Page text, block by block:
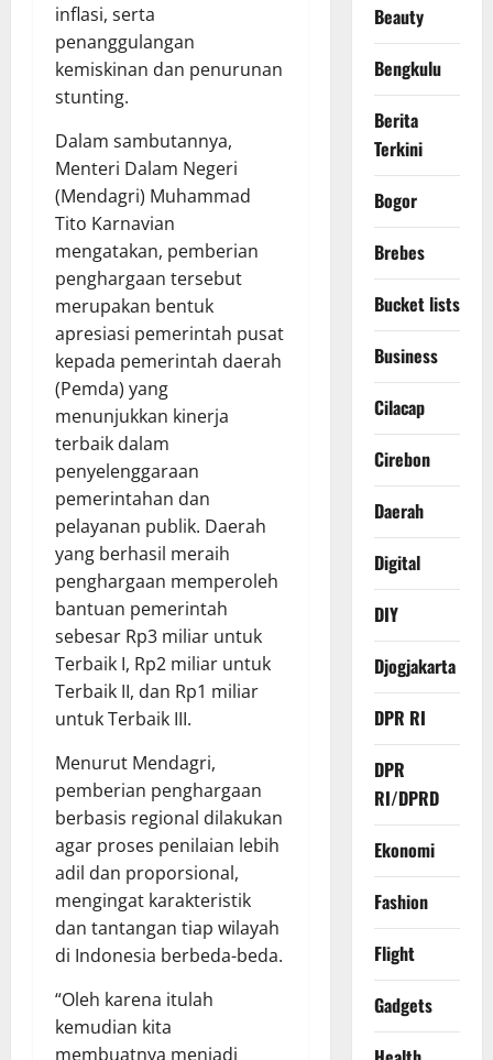
inflasi, serta
penanggulangan
kemiskinan dan penurunan
stunting.
Dalam sambutannya,
Menteri Dalam Negeri
(Mendagri) Muhammad
Tito Karnavian
mengatakan, pemberian
penghargaan tersebut
merupakan bentuk
apresiasi pemerintah pusat
kepada pemerintah daerah
(Pemda) yang
menunjukkan kinerja
terbaik dalam
penyelenggaraan
pemerintahan dan
pelayanan publik. Daerah
yang berhasil meraih
penghargaan memperoleh
bantuan pemerintah
sebesar Rp3 miliar untuk
Terbaik I, Rp2 miliar untuk
Terbaik II, dan Rp1 miliar
untuk Terbaik III.
Menurut Mendagri,
pemberian penghargaan
berbasis regional dilakukan
agar proses penilaian lebih
adil dan proporsional,
mengingat karakteristik
dan tantangan tiap wilayah
di Indonesia berbeda-beda.
“Oleh karena itulah
kemudian kita
membuatnya menjadi
Beauty
Bengkulu
Berita
Terkini
Bogor
Brebes
Bucket lists
Business
Cilacap
Cirebon
Daerah
Digital
DIY
Djogjakarta
DPR RI
DPR
RI/DPRD
Ekonomi
Fashion
Flight
Gadgets